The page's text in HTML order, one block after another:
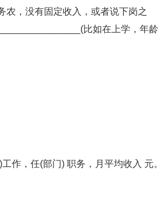
农，没有固定收入，或者说下岗之
比如在上学，年龄
作，任(部门) 职务，月平均收入 元。